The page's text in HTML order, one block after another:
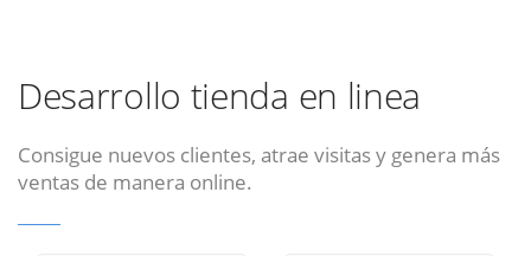
Desarrollo tienda en linea
Consigue nuevos clientes, atrae visitas y genera más
ventas de manera online.